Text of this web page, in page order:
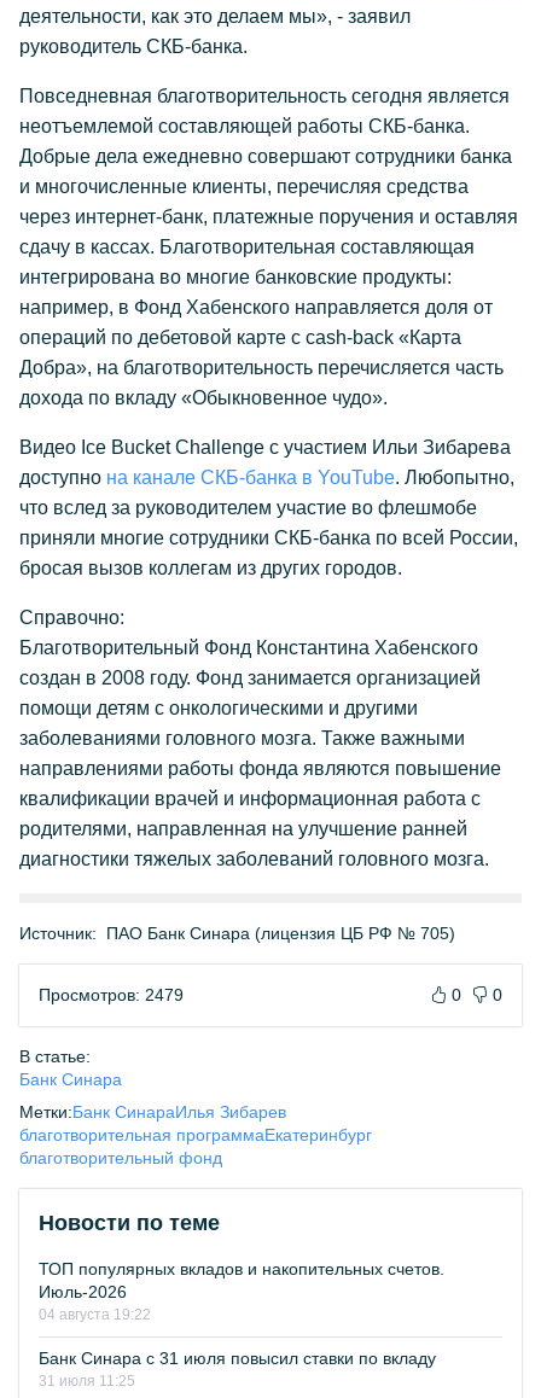
деятельности, как это делаем мы», - заявил
руководитель СКБ-банка.
Повседневная благотворительность сегодня является
неотъемлемой составляющей работы СКБ-банка.
Добрые дела ежедневно совершают сотрудники банка
и многочисленные клиенты, перечисляя средства
через интернет-банк, платежные поручения и оставляя
сдачу в кассах. Благотворительная составляющая
интегрирована во многие банковские продукты:
например, в Фонд Хабенского направляется доля от
операций по дебетовой карте с cash-back «Карта
Добра», на благотворительность перечисляется часть
дохода по вкладу «Обыкновенное чудо».
Видео Ice Bucket Challenge с участием Ильи Зибарева
доступно на канале СКБ-банка в YouTube. Любопытно,
что вслед за руководителем участие во флешмобе
приняли многие сотрудники СКБ-банка по всей России,
бросая вызов коллегам из других городов.
Справочно:
Благотворительный Фонд Константина Хабенского
создан в 2008 году. Фонд занимается организацией
помощи детям с онкологическими и другими
заболеваниями головного мозга. Также важными
направлениями работы фонда являются повышение
квалификации врачей и информационная работа с
родителями, направленная на улучшение ранней
диагностики тяжелых заболеваний головного мозга.
Источник: ПАО Банк Синара (лицензия ЦБ РФ № 705)
Просмотров: 2479 0 0
В статье:
Банк Синара
Метки:Банк СинараИлья Зибарев
благотворительная программаЕкатеринбург
благотворительный фонд
Новости по теме
ТОП популярных вкладов и накопительных счетов.
Июль-2026
04 августа 19:22
Банк Синара с 31 июля повысил ставки по вкладу
31 июля 11:25